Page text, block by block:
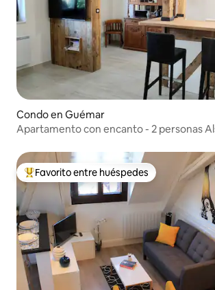
Condo en Guémar
Apartamento con encanto - 2 personas
Favorito entre huéspedes preferido
Favorito entre huéspedes